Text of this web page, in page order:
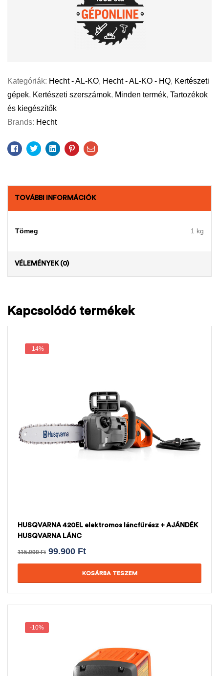
Kategóriák: Hecht - AL-KO, Hecht - AL-KO - HQ, Kertészeti
gépek, Kertészeti szerszámok, Minden termék, Tartozékok
és kiegészítők
Brands: Hecht
Facebook
TwitterLinkedinPinterestEmail
TOVÁBBI INFORMÁCIÓK
Tömeg 1 kg
VÉLEMÉNYEK (0)
Kapcsolódó termékek
-14%
HUSQVARNA 420EL elektromos láncfűrész + AJÁNDÉK
HUSQVARNA LÁNC
115.990Ft 99.900 Ft
KOSÁRBA TESZEM
-10%